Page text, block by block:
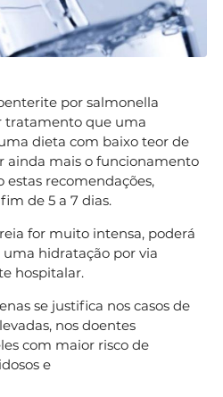
por salmonella
tratamento que uma
dieta com baixo teor de
ainda mais o funcionamento
estas recomendações,
de 5 a 7 dias.
for muito intensa, poderá
uma hidratação por via
hospitalar.
se justifica nos casos de
nos doentes
com maior risco de
e